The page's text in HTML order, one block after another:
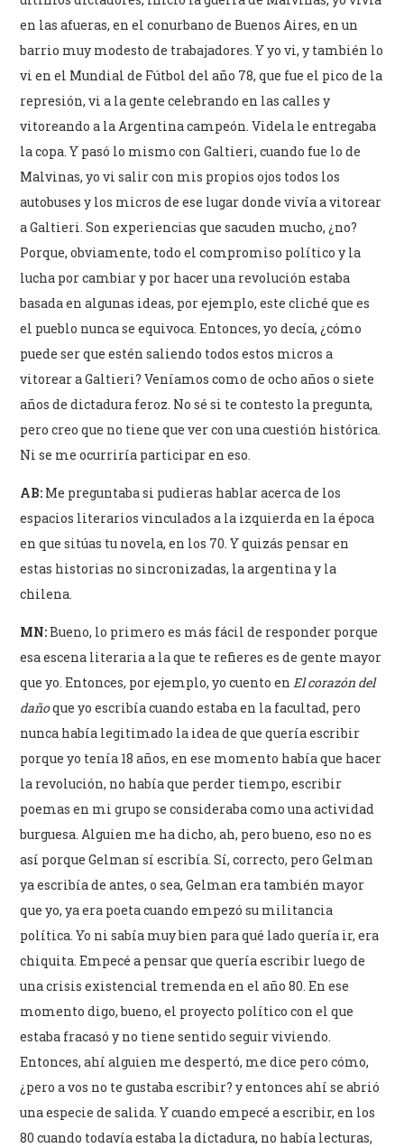
en las afueras, en el conurbano de Buenos Aires, en un
barrio muy modesto de trabajadores. Y yo vi, y también lo
vi en el Mundial de Fútbol del año 78, que fue el pico de la
represión, vi a la gente celebrando en las calles y
vitoreando a la Argentina campeón. Videla le entregaba
la copa. Y pasó lo mismo con Galtieri, cuando fue lo de
Malvinas, yo vi salir con mis propios ojos todos los
autobuses y los micros de ese lugar donde vivía a vitorear
a Galtieri. Son experiencias que sacuden mucho, ¿no?
Porque, obviamente, todo el compromiso político y la
lucha por cambiar y por hacer una revolución estaba
basada en algunas ideas, por ejemplo, este cliché que es
el pueblo nunca se equivoca. Entonces, yo decía, ¿cómo
puede ser que estén saliendo todos estos micros a
vitorear a Galtieri? Veníamos como de ocho años o siete
años de dictadura feroz. No sé si te contesto la pregunta,
pero creo que no tiene que ver con una cuestión histórica.
Ni se me ocurriría participar en eso.
AB: Me preguntaba si pudieras hablar acerca de los
espacios literarios vinculados a la izquierda en la época
en que sitúas tu novela, en los 70. Y quizás pensar en
estas historias no sincronizadas, la argentina y la
chilena.
MN:Bueno, lo primero es más fácil de responder porque
esa escena literaria a la que te refieres es de gente mayor
que yo. Entonces, por ejemplo, yo cuento enEl corazón del
dañoque yo escribía cuando estaba en la facultad, pero
nunca había legitimado la idea de que quería escribir
porque yo tenía 18 años, en ese momento había que hacer
la revolución, no había que perder tiempo, escribir
poemas en mi grupo se consideraba como una actividad
burguesa. Alguien me ha dicho, ah, pero bueno, eso no es
así porque Gelman sí escribía. Sí, correcto, pero Gelman
ya escribía de antes, o sea, Gelman era también mayor
que yo, ya era poeta cuando empezó su militancia
política. Yo ni sabía muy bien para qué lado quería ir, era
chiquita. Empecé a pensar que quería escribir luego de
una crisis existencial tremenda en el año 80. En ese
momento digo, bueno, el proyecto político con el que
estaba fracasó y no tiene sentido seguir viviendo.
Entonces, ahí alguien me despertó, me dice pero cómo,
¿pero a vos no te gustaba escribir? y entonces ahí se abrió
una especie de salida. Y cuando empecé a escribir, en los
80 cuando todavía estaba la dictadura, no había lecturas,